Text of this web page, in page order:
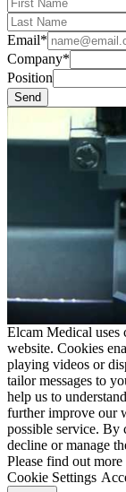
Email*
Company*
Position
Elcam Medical uses
website. Cookies
playing videos or
tailor messages to
help us to
further improve our
possible service. By
decline or manage
Please find out
Cookie Settings